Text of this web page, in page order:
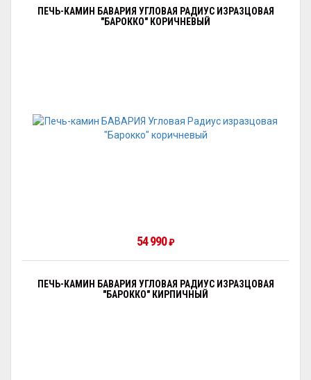
ПЕЧЬ-КАМИН БАВАРИЯ УГЛОВАЯ РАДИУС ИЗРАЗЦОВАЯ
"БАРОККО" КОРИЧНЕВЫЙ
54 990₽
ПЕЧЬ-КАМИН БАВАРИЯ УГЛОВАЯ РАДИУС ИЗРАЗЦОВАЯ
"БАРОККО" КИРПИЧНЫЙ